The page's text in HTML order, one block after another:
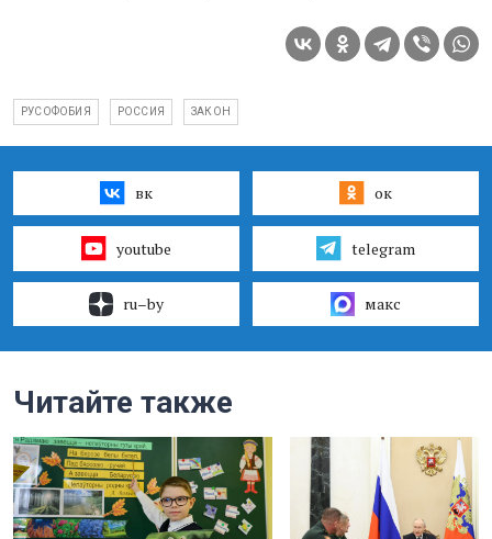
РУСОФОБИЯ РОССИЯ ЗАКОН
вк ок
youtube telegram
ru–by макс
Читайте также